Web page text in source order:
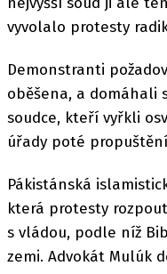
vyvolalo protesty
Demonstranti
oběšena, a domáhali
soudce, kteří vyřkli
úřady poté
Pákistánská
která protesty
s vládou, podle níž
zemi. Advokát Mulúk